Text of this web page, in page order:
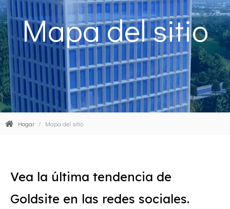
Mapa del sitio
Hogar / Mapa del sitio
Vea la última tendencia de
Goldsite en las redes sociales.